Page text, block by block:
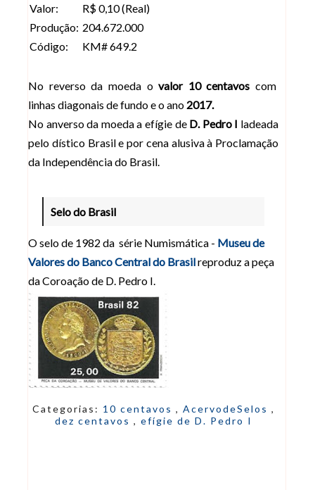
Valor:
Produção:
Código:
R$ 0,10 (Real)
204.672.000
KM# 649.2
No reverso da moeda ovalor 10 centavos com
linhas diagonais de fundo e o ano 2017.
No anverso da moeda a efígie de D. Pedro I ladeada
pelo dístico Brasil e por cena alusiva à Proclamação
da Independência do Brasil.
Selo do Brasil
O selo de 1982 da série Numismática - Museu de
Valores do Banco Central do Brasilreproduz a peça
da Coroação de D. Pedro I.
Categorias: 10 centavos , AcervodeSelos ,
dez centavos , efígie de D. Pedro I